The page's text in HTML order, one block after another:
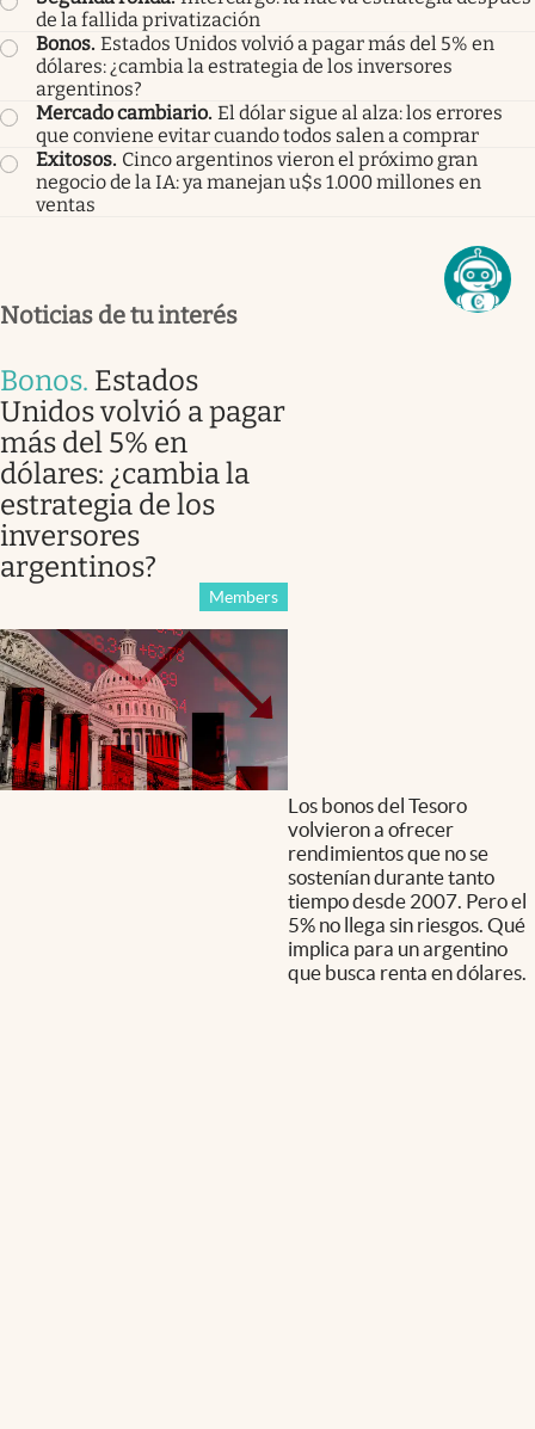
de la fallida privatización
Bonos. Estados Unidos volvió a pagar más del 5% en
dólares: ¿cambia la estrategia de los inversores
argentinos?
Mercado cambiario. El dólar sigue al alza: los errores
que conviene evitar cuando todos salen a comprar
Exitosos. Cinco argentinos vieron el próximo gran
negocio de la IA: ya manejan u$s 1.000 millones en
ventas
Noticias de tu interés
Bonos. Estados
Unidos volvió a pagar
más del 5% en
dólares: ¿cambia la
estrategia de los
inversores
argentinos?
Members
Los bonos del Tesoro
volvieron a ofrecer
rendimientos que no se
sostenían durante tanto
tiempo desde 2007. Pero el
5% no llega sin riesgos. Qué
implica para un argentino
que busca renta en dólares.